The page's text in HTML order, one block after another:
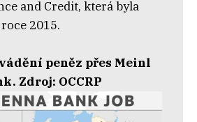
and Credit, která byla
2015.
peněz přes Meinl
Zdroj: OCCRP